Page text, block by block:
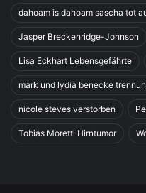
dahoam is dahoam sascha tot
Jasper Breckenridge-Johnson
Lisa Eckhart Lebensgefährte
mark und lydia benecke
nicole steves verstorben
Tobias Moretti Hirntumor